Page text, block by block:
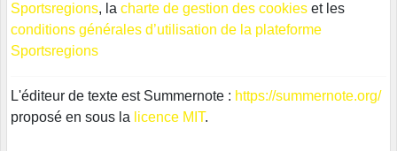
Sportsregions, la charte de gestion des cookies et les
conditions générales d’utilisation de la plateforme
Sportsregions
L'éditeur de texte est Summernote : https://summernote.org/
proposé en sous la licence MIT.